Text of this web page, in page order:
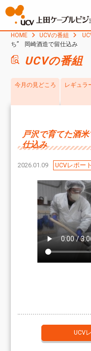
HOME UCVの番組
ち” 岡崎酒造で留仕込み
UCVの番組
今月の見どころ レギュラ
戸沢で育てた酒
仕込み
2026.01.09 UCVレポート
UCV